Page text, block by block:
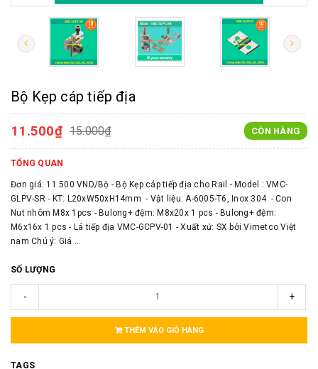
Bộ Kẹp cáp tiếp địa
11.500₫ 15.000₫ CÒN HÀNG
TỔNG QUAN
Đơn giá: 11.500 VND/Bộ - Bộ Kẹp cáp tiếp địa cho Rail - Model : VMC-
GLPV-SR - KT: L20xW50xH14mm - Vật liệu: A-6005-T6, Inox 304 - Con
Nut nhôm M8x 1pcs - Bulong+ đệm: M8x20x 1 pcs - Bulong+ đệm:
M6x16x 1 pcs - Lá tiếp địa VMC-GCPV-01 - Xuất xứ: SX bởi Vimetco Việt
nam Chú ý: Giá ...
SỐ LƯỢNG
- +
THÊM VÀO GIỎ HÀNG
TAGS